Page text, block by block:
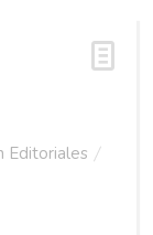
Editoriales